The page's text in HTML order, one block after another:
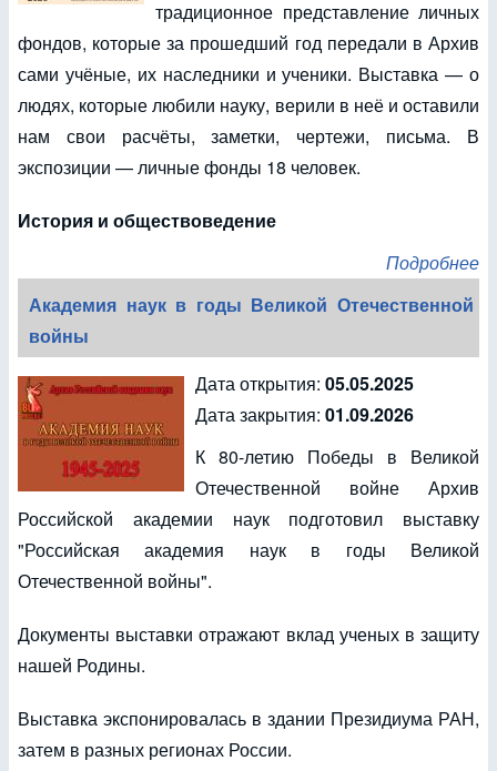
традиционное представление личных
фондов, которые за прошедший год передали в Архив
сами учёные, их наследники и ученики. Выставка — о
людях, которые любили науку, верили в неё и оставили
нам свои расчёты, заметки, чертежи, письма. В
экспозиции — личные фонды 18 человек.
История и обществоведение
Подробнее
Академия наук в годы Великой Отечественной
войны
Дата открытия: 05.05.2025
Дата закрытия: 01.09.2026
К 80-летию Победы в Великой
Отечественной войне Архив
Российской академии наук подготовил выставку
"Российская академия наук в годы Великой
Отечественной войны".
Документы выставки отражают вклад ученых в защиту
нашей Родины.
Выставка экспонировалась в здании Президиума РАН,
затем в разных регионах России.